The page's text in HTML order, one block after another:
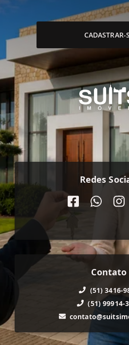
CADASTRAR-
Redes
Contato
(51) 3416-
(51) 99914-